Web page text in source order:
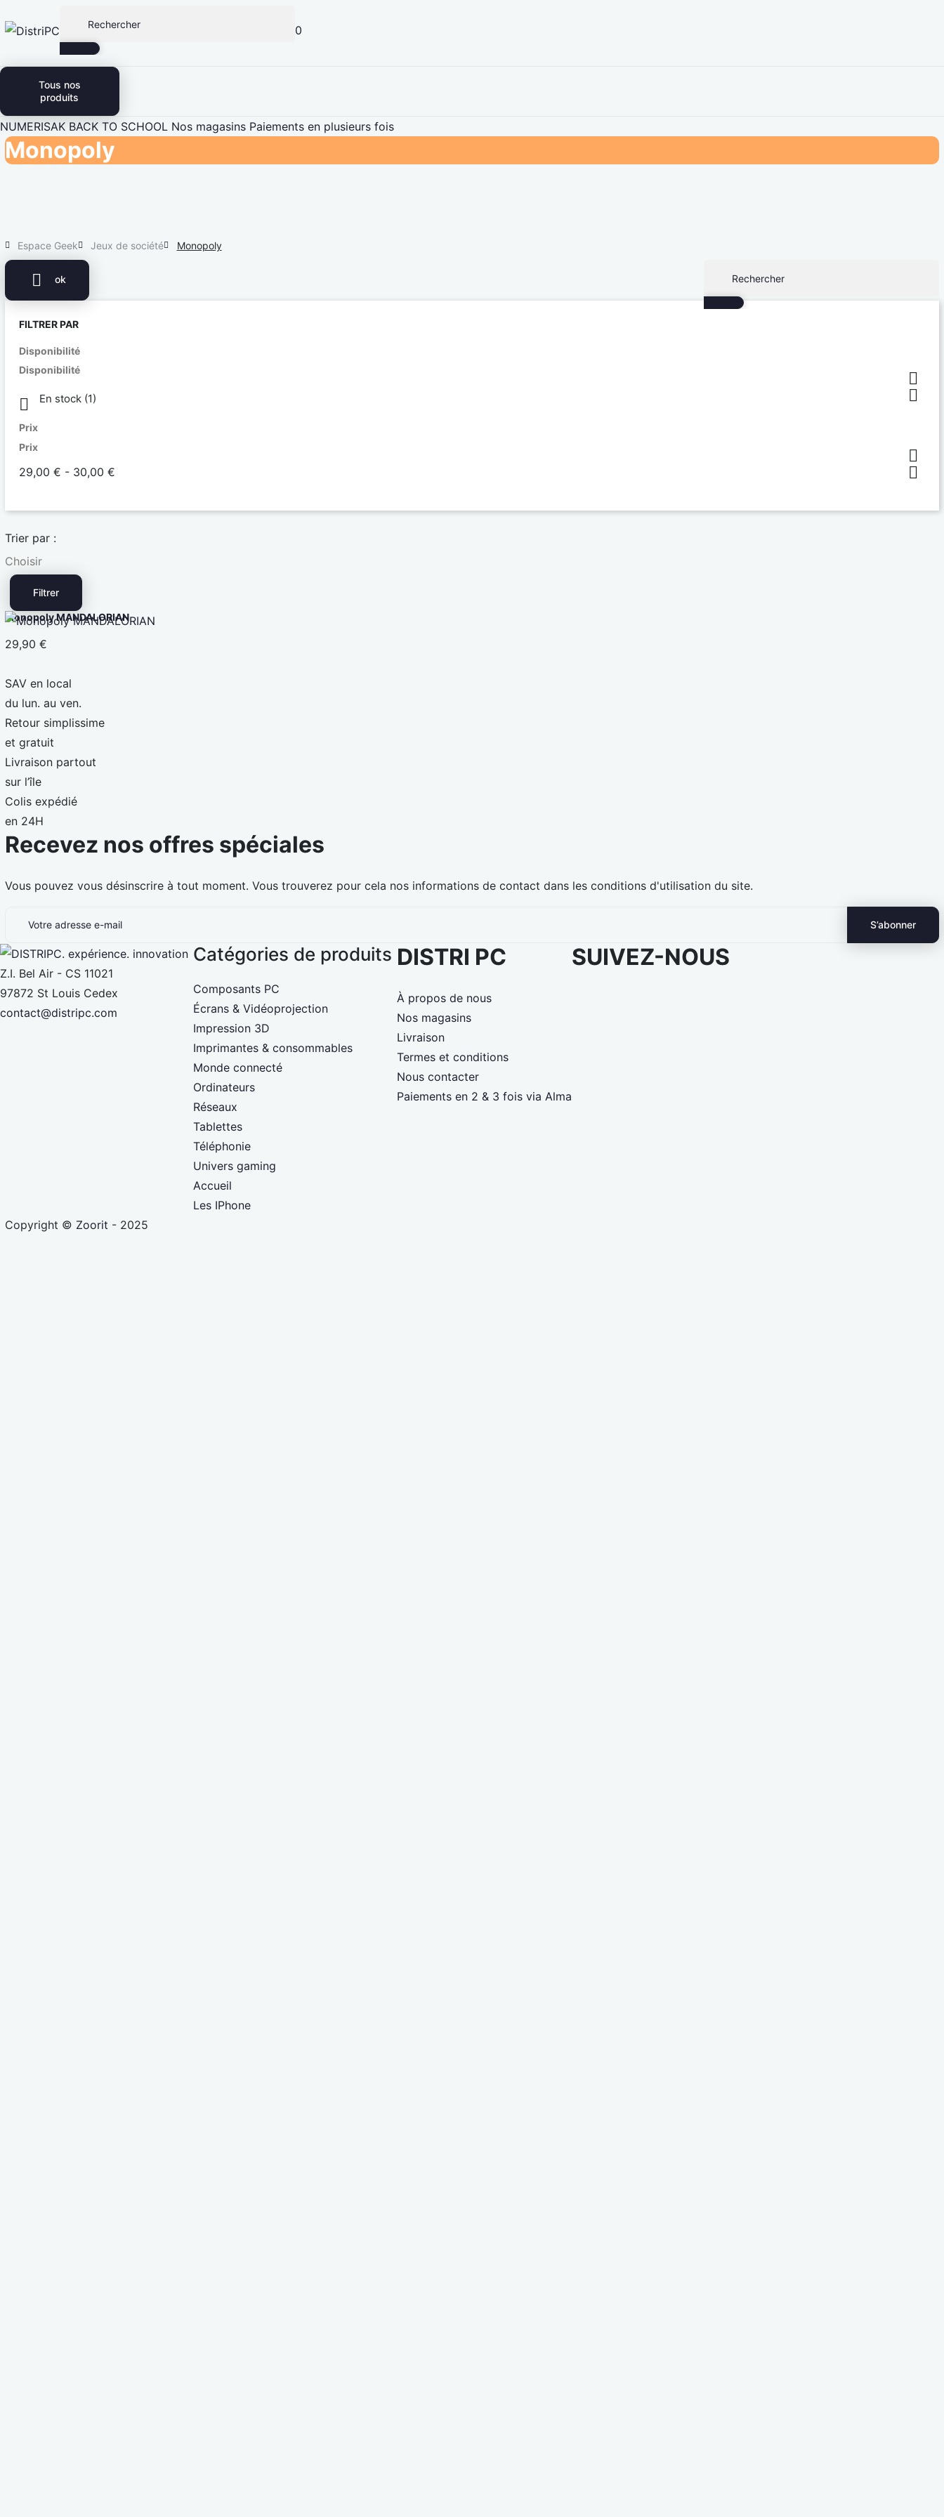
0
Tous nos
produits
NUMERISAK BACK TO SCHOOL Nos magasins Paiements en plusieurs fois
Monopoly
Espace Geek Jeux de société Monopoly
 ok
FILTRER PAR
Disponibilité
Disponibilité


 En stock (1)
Prix
Prix


29,00 € - 30,00 €
Trier par :
Choisir
Filtrer
Monopoly MANDALORIAN
29,90 €
SAV en local
du lun. au ven.
Retour simplissime
et gratuit
Livraison partout
sur l’île
Colis expédié
en 24H
Recevez nos offres spéciales
Vous pouvez vous désinscrire à tout moment. Vous trouverez pour cela nos informations de contact dans les conditions d'utilisation du site.
Z.I. Bel Air - CS 11021
97872 St Louis Cedex
contact@distripc.com
Catégories de produits
Composants PC
Écrans & Vidéoprojection
Impression 3D
Imprimantes & consommables
Monde connecté
Ordinateurs
Réseaux
Tablettes
Téléphonie
Univers gaming
Accueil
Les IPhone
DISTRI PC
À propos de nous
Nos magasins
Livraison
Termes et conditions
Nous contacter
Paiements en 2 & 3 fois via Alma
SUIVEZ-NOUS
Copyright © Zoorit - 2025